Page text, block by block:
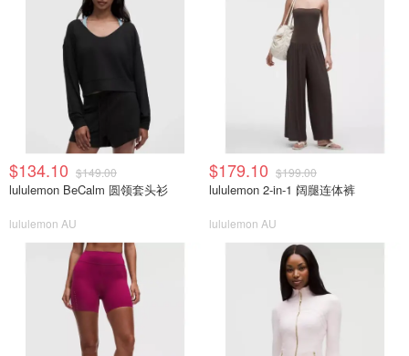
$134.10 $149.00
lululemon BeCalm 圆领套头衫
lululemon AU
$179.10 $199.00
lululemon 2-in-1 阔腿连体裤
lululemon AU